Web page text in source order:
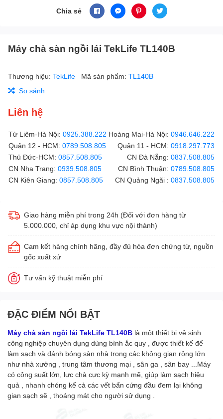
Chia sẻ
Máy chà sàn ngồi lái TekLife TL140B
Thương hiệu: TekLife Mã sản phẩm: TL140B
So sánh
Liên hệ
Từ Liêm-Hà Nội: 0925.388.222 Hoàng Mai-Hà Nội: 0946.646.222
Quận 12 - HCM: 0789.508.805 Quận 11 - HCM: 0918.297.773
Thủ Đức-HCM: 0857.508.805 CN Đà Nẵng: 0837.508.805
CN Nha Trang: 0939.508.805 CN Bình Thuận: 0789.508.805
CN Kiên Giang: 0857.508.805 CN Quảng Ngãi : 0837.508.805
Giao hàng miễn phí trong 24h (Đối với đơn hàng từ
5.000.000, chỉ áp dụng khu vực nội thành)
Cam kết hàng chính hãng, đầy đủ hóa đơn chứng từ, nguồn
gốc xuất xứ
Tư vấn kỹ thuật miễn phí
ĐẶC ĐIỂM NỔI BẬT
Máy chà sàn ngồi lái TekLife TL140B là một thiết bị vệ sinh
công nghiệp chuyên dụng dùng bình ắc quy , được thiết kế để
làm sạch và đánh bóng sàn nhà trong các không gian rộng lớn
như nhà xưởng , trung tâm thương mại , sân ga , sân bay ...Máy
có công suất lớn, lực chà cực kỳ mạnh mẽ, giúp làm sạch hiệu
quả , nhanh chóng kể cả các vết bẩn cứng đầu đem lại không
gian sạch sẽ , thoáng mát cho người sử dụng .